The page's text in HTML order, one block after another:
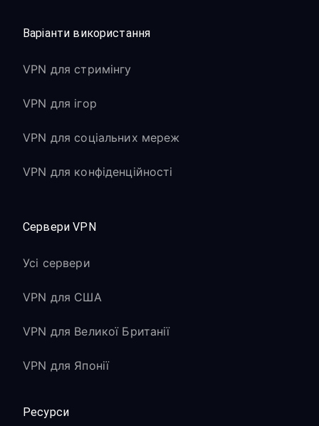
Варіанти використання
VPN для стримінгу
VPN для ігор
VPN для соціальних мереж
VPN для конфіденційності
Сервери VPN
Усі сервери
VPN для США
VPN для Великої Британії
VPN для Японії
Ресурси